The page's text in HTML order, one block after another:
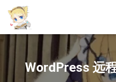
WordPress 远